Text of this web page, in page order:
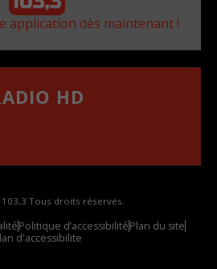
application dès maintenant !
HD
Tous droits réservés.
Politique d’accessibilitéPlan du site
d'accessibilite